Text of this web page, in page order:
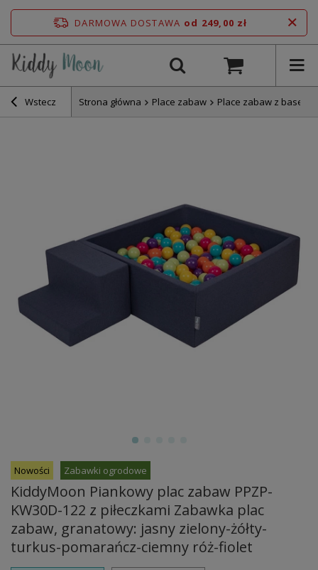
DARMOWA DOSTAWA od 249,00 zł
Wstecz Strona główna Place zabaw Place zabaw z
Nowości Zabawki ogrodowe
KiddyMoon Piankowy plac zabaw PPZP-
KW30D-122 z piłeczkami Zabawka plac
zabaw, granatowy: jasny zielony-żółty-
turkus-pomarańcz-ciemny róż-fiolet